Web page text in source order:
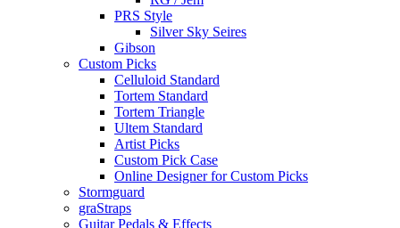
PRS Style
Silver Sky Seires
Gibson
Custom Picks
Celluloid Standard
Tortem Standard
Tortem Triangle
Ultem Standard
Artist Picks
Custom Pick Case
Online Designer for Custom Picks
Stormguard
graStraps
Guitar Pedals & Effects